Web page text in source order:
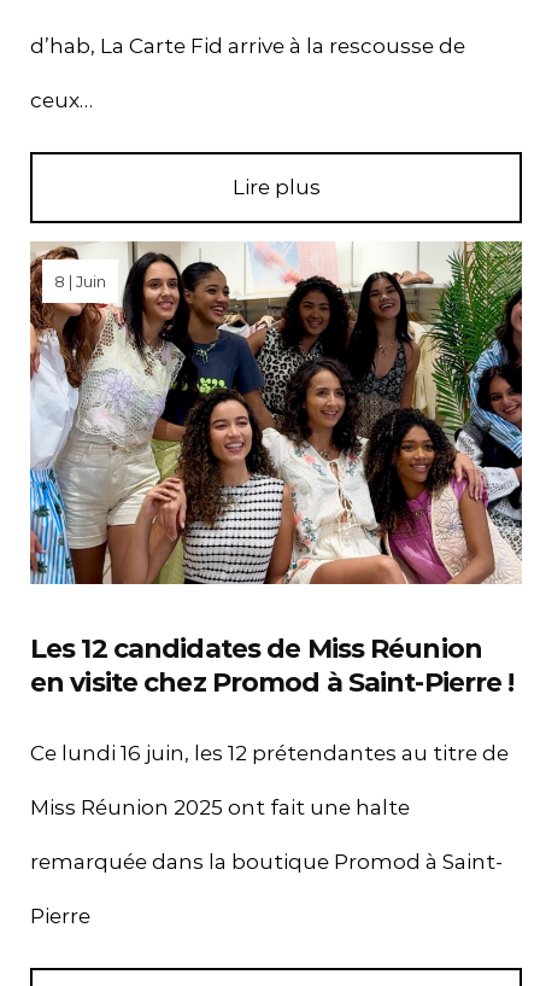
d’hab, La Carte Fid arrive à la rescousse de
ceux…
Lire plus
8 | Juin
Les 12 candidates de Miss Réunion
en visite chez Promod à Saint-Pierre !
Ce lundi 16 juin, les 12 prétendantes au titre de
Miss Réunion 2025 ont fait une halte
remarquée dans la boutique Promod à Saint-
Pierre